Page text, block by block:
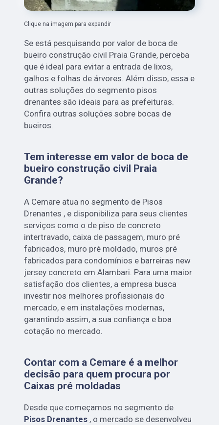
Clique na imagem para expandir
Se está pesquisando por valor de boca de
bueiro construção civil Praia Grande, perceba
que é ideal para evitar a entrada de lixos,
galhos e folhas de árvores. Além disso, essa e
outras soluções do segmento pisos
drenantes são ideais para as prefeituras.
Confira outras soluções sobre bocas de
bueiros.
Tem interesse em valor de boca de
bueiro construção civil Praia
Grande?
A Cemare atua no segmento de Pisos
Drenantes , e disponibiliza para seus clientes
serviços como o de piso de concreto
intertravado, caixa de passagem, muro pré
fabricados, muro pré moldado, muros pré
fabricados para condomínios e barreiras new
jersey concreto em Alambari. Para uma maior
satisfação dos clientes, a empresa busca
investir nos melhores profissionais do
mercado, e em instalações modernas,
garantindo assim, a sua confiança e boa
cotação no mercado.
Contar com a Cemare é a melhor
decisão para quem procura por
Caixas pré moldadas
Desde que começamos no segmento de
Pisos Drenantes , o mercado se desenvolveu